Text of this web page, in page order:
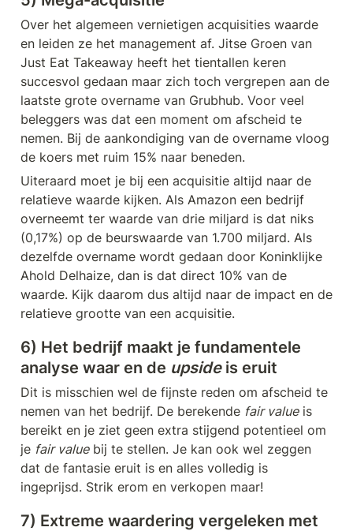
Over het algemeen vernietigen acquisities waarde
en leiden ze het management af. Jitse Groen van
Just Eat Takeaway heeft het tientallen keren
succesvol gedaan maar zich toch vergrepen aan de
laatste grote overname van Grubhub. Voor veel
beleggers was dat een moment om afscheid te
nemen. Bij de aankondiging van de overname vloog
de koers met ruim 15% naar beneden.
Uiteraard moet je bij een acquisitie altijd naar de
relatieve waarde kijken. Als Amazon een bedrijf
overneemt ter waarde van drie miljard is dat niks
(0,17%) op de beurswaarde van 1.700 miljard. Als
dezelfde overname wordt gedaan door Koninklijke
Ahold Delhaize, dan is dat direct 10% van de
waarde. Kijk daarom dus altijd naar de impact en de
relatieve grootte van een acquisitie.
6) Het bedrijf maakt je fundamentele
analyse waar en de upside is eruit
Dit is misschien wel de fijnste reden om afscheid te
nemen van het bedrijf. De berekende fair value is
bereikt en je ziet geen extra stijgend potentieel om
je fair value bij te stellen. Je kan ook wel zeggen
dat de fantasie eruit is en alles volledig is
ingeprijsd. Strik erom en verkopen maar!
7) Extreme waardering vergeleken met